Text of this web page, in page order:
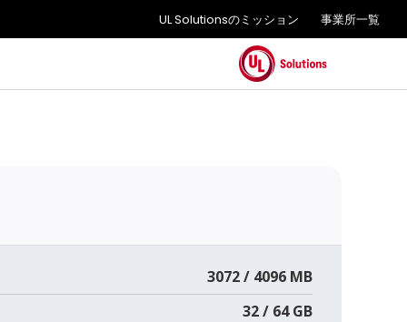
UL Solutionsのミッション 事業所一覧
3072 / 4096 MB
32 / 64 GB